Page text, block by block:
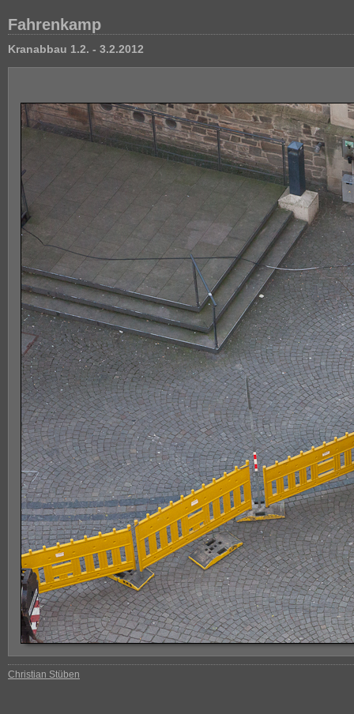
Fahrenkamp
Kranabbau 1.2. - 3.2.2012
Christian Stüben